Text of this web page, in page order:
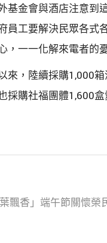
基金會與酒店注意到
員工要解決民眾各式
，一一化解來電者的
來，陸續採購1,000
採購社福團體1,600
飄香」端午節關懷榮